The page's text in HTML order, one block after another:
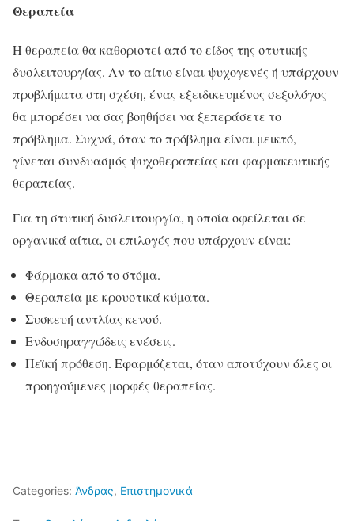
Θεραπεία
Η θεραπεία θα καθοριστεί από το είδος της στυτικής
δυσλειτουργίας. Αν το αίτιο είναι ψυχογενές ή υπάρχουν
προβλήματα στη σχέση, ένας εξειδικευμένος σεξολόγος
θα μπορέσει να σας βοηθήσει να ξεπεράσετε το
πρόβλημα. Συχνά, όταν το πρόβλημα είναι μεικτό,
γίνεται συνδυασμός ψυχοθεραπείας και φαρμακευτικής
θεραπείας.
Για τη στυτική δυσλειτουργία, η οποία οφείλεται σε
οργανικά αίτια, οι επιλογές που υπάρχουν είναι:
Φάρμακα από το στόμα.
Θεραπεία με κρουστικά κύματα.
Συσκευή αντλίας κενού.
Ενδοσηραγγώδεις ενέσεις.
Πεϊκή πρόθεση. Εφαρμόζεται, όταν αποτύχουν όλες οι
προηγούμενες μορφές θεραπείας.
Categories: Άνδρας, Επιστημονικά